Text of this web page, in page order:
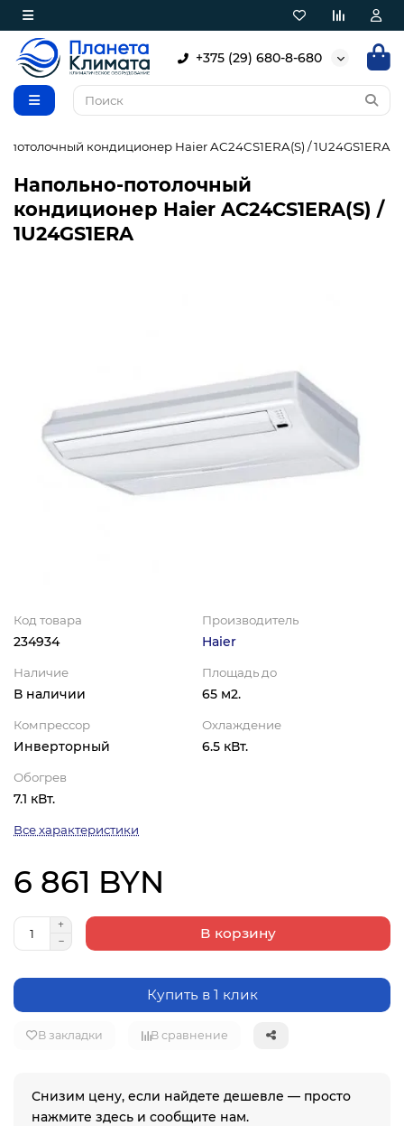
+375 (29) 680-8-680
потолочный кондиционер Haier AC24CS1ERA(S) / 1U24GS1ERA
Напольно-потолочный
кондиционер Haier AC24CS1ERA(S) /
1U24GS1ERA
Код товара
234934
Производитель
Haier
Наличие
В наличии
Площадь до
65 м2.
Компрессор
Инверторный
Охлаждение
6.5 кВт.
Обогрев
7.1 кВт.
Все характеристики
6 861 BYN
В корзину
Купить в 1 клик
В закладки В сравнение
Снизим цену, если найдете дешевле — просто
нажмите здесь и сообщите нам.